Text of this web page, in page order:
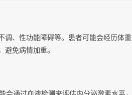
调、性功能障碍等。患者可能会经历体重
免病情加重。